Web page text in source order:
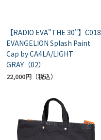
【RADIO EVA"THE 30"】C018
EVANGELION Splash Paint
Cap by CA4LA/LIGHT
GRAY（02）
22,000円